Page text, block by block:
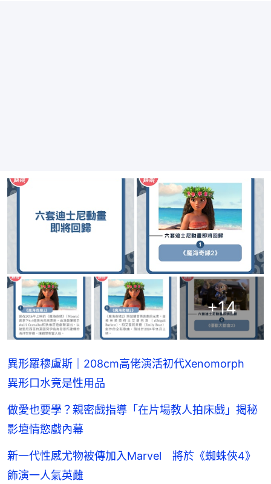
+14
異形羅穆盧斯｜208cm高佬演活初代Xenomorph
異形口水竟是性用品
做愛也要學？親密戲指導「在片場教人拍床戲」揭秘
影壇情慾戲內幕
新一代性感尤物被傳加入Marvel 將於《蜘蛛俠4》
飾演一人氣英雌